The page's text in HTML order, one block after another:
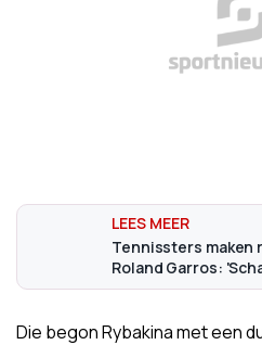
Tennissters maken
Roland Garros:
Die begon Rybakina met een